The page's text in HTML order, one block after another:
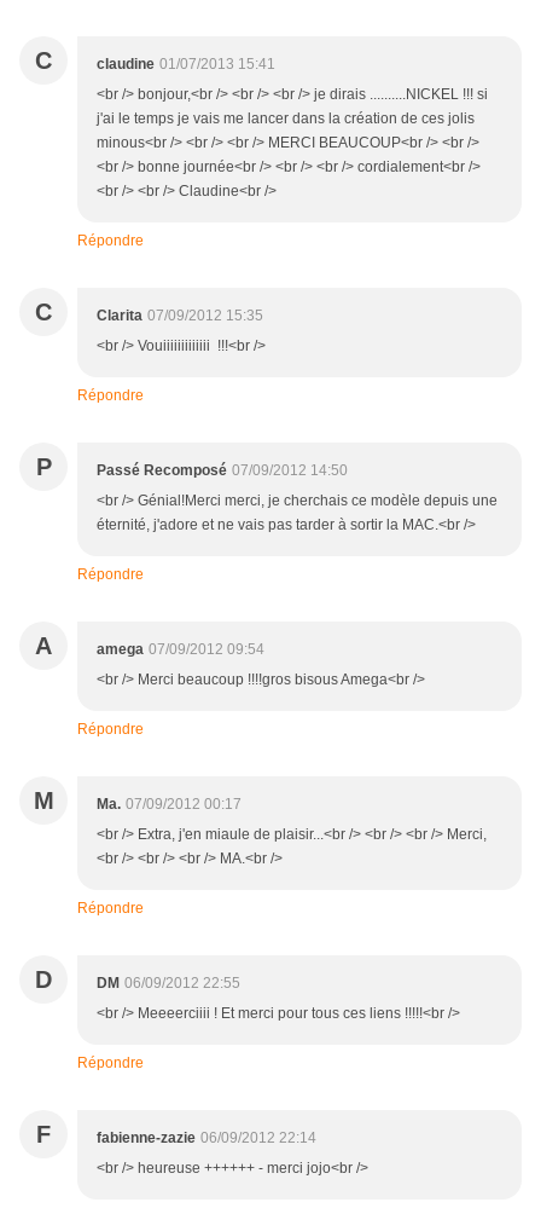
C claudine 01/07/2013 15:41
<br /> bonjour,<br /> <br /> <br /> je dirais ..........NICKEL !!! si
j'ai le temps je vais me lancer dans la création de ces jolis
minous<br /> <br /> <br /> MERCI BEAUCOUP<br /> <br />
<br /> bonne journée<br /> <br /> <br /> cordialement<br />
<br /> <br /> Claudine<br />
Répondre
C Clarita 07/09/2012 15:35
<br /> Vouiiiiiiiiiiiii !!!<br />
Répondre
P Passé Recomposé 07/09/2012 14:50
<br /> Génial!Merci merci, je cherchais ce modèle depuis une
éternité, j'adore et ne vais pas tarder à sortir la MAC.<br />
Répondre
A amega 07/09/2012 09:54
<br /> Merci beaucoup !!!!gros bisous Amega<br />
Répondre
M Ma. 07/09/2012 00:17
<br /> Extra, j'en miaule de plaisir...<br /> <br /> <br /> Merci,
<br /> <br /> <br /> MA.<br />
Répondre
D DM 06/09/2012 22:55
<br /> Meeeerciiii ! Et merci pour tous ces liens !!!!!<br />
Répondre
F fabienne-zazie 06/09/2012 22:14
<br /> heureuse ++++++ - merci jojo<br />